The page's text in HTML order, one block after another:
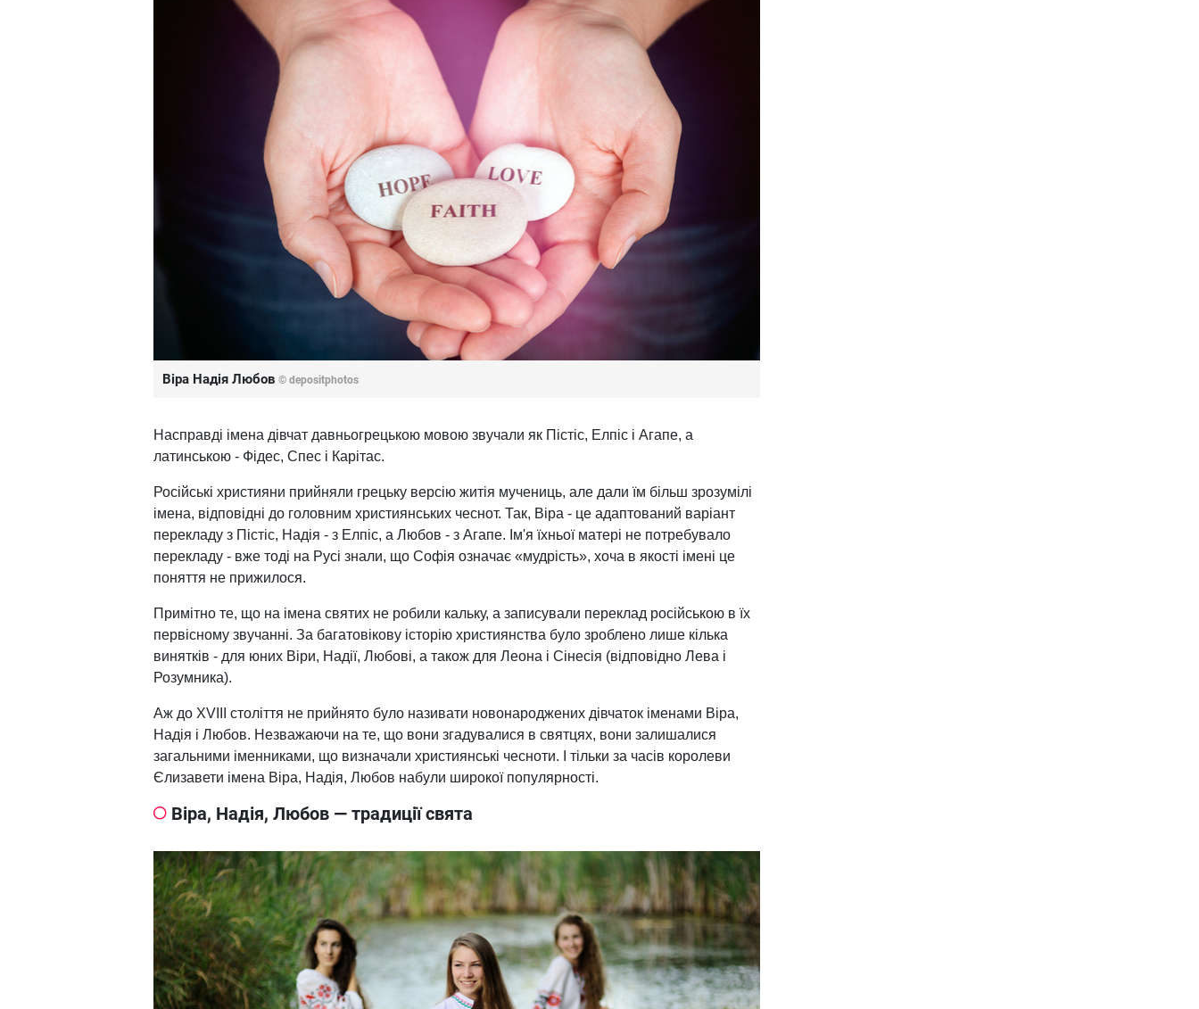
Віра Надія Любов © depositphotos
Насправді імена дівчат давньогрецькою мовою звучали як Пістіс, Елпіс і Агапе, а
латинською - Фідес, Спес і Карітас.
Російські християни прийняли грецьку версію житія мучениць, але дали їм більш зрозумілі
імена, відповідні до головним християнських чеснот. Так, Віра - це адаптований варіант
перекладу з Пістіс, Надія - з Елпіс, а Любов - з Агапе. Ім'я їхньої матері не потребувало
перекладу - вже тоді на Русі знали, що Софія означає «мудрість», хоча в якості імені це
поняття не прижилося.
Примітно те, що на імена святих не робили кальку, а записували переклад російською в їх
первісному звучанні. За багатовікову історію християнства було зроблено лише кілька
винятків - для юних Віри, Надії, Любові, а також для Леона і Сінесія (відповідно Лева і
Розумника).
Аж до XVIII століття не прийнято було називати новонароджених дівчаток іменами Віра,
Надія і Любов. Незважаючи на те, що вони згадувалися в святцях, вони залишалися
загальними іменниками, що визначали християнські чесноти. І тільки за часів королеви
Єлизавети імена Віра, Надія, Любов набули широкої популярності.
Віра, Надія, Любов — традиції свята